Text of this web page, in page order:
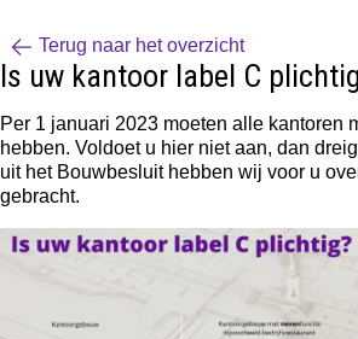
Terug naar het overzicht
Is uw kantoor label C
Per 1 januari 2023 moeten alle kantoren
hebben. Voldoet u hier niet aan, dan
uit het Bouwbesluit hebben wij voor u
gebracht.